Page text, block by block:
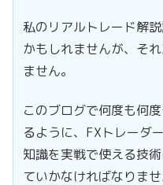
私のリアルトレード解
かもしれませんが、そ
ません。
このブログで何度も何
るように、FXトレーダ
知識を実戦で使える技
ていかなければなりませ